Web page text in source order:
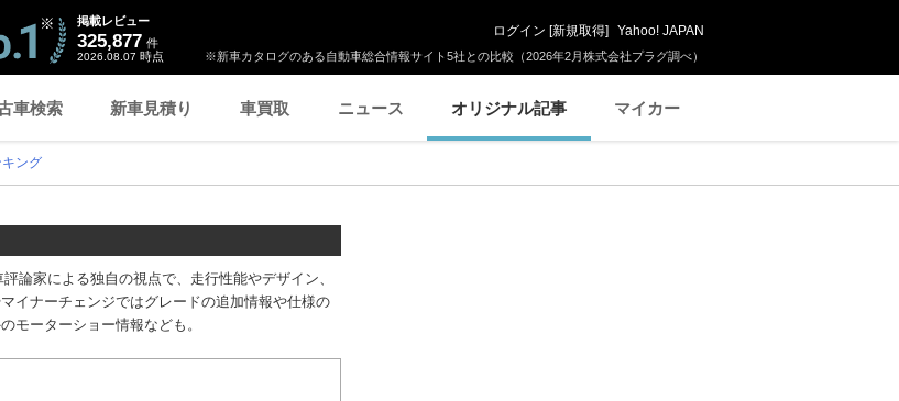
※新車カタログのある自動車総合情報サイト5社との比較（2026年2月株式会社プラグ調べ）
掲載レビュー
325,877 件
2026.08.07 時点
ログイン [新規取得] Yahoo! JAPAN
車検索 新車見積り 車買取 ニュース オリジナル記事 マイカー
キング
論家による独自の視点で、走行性能やデザイン、
イナーチェンジではグレードの追加情報や仕様の
モーターショー情報なども。